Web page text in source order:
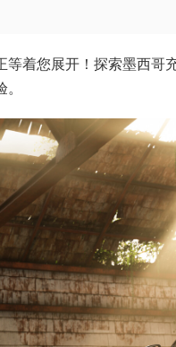
等着您展开！探索墨西哥